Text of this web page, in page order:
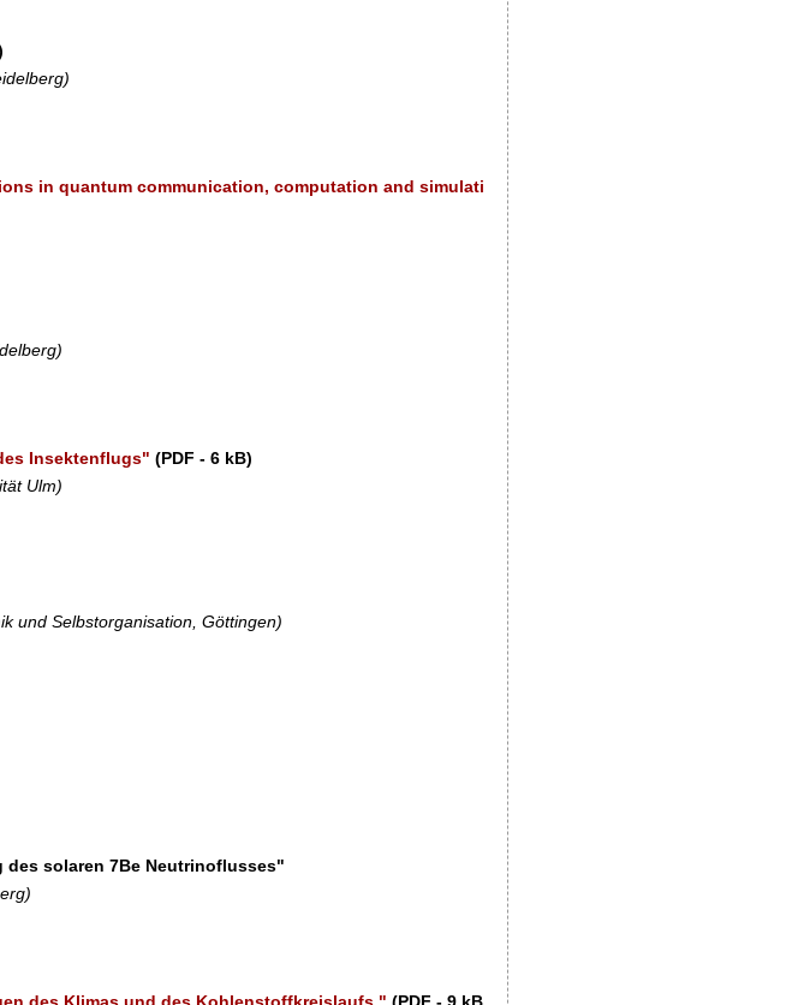
in quantum communication, computation and simulation"
Insektenflugs" (PDF - 6 kB)
Ulm)
und Selbstorganisation, Göttingen)
solaren 7Be Neutrinoflusses"